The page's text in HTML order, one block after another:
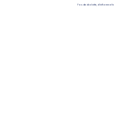
Pas de diabète,